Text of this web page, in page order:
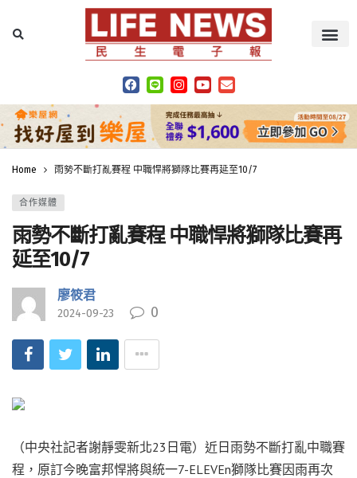
Home 雨勢不斷打亂賽程 中職悍將獅隊比賽再延至10/7
合作媒體
雨勢不斷打亂賽程 中職悍將獅隊比賽再
延至10/7
廖筱君
2024-09-23 0
（中央社記者謝靜雯新北23日電）近日雨勢不斷打亂中職賽
程，原訂今晚富邦悍將與統一7-ELEVEn獅隊比賽因雨再次